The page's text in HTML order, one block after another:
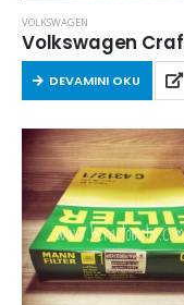
VOLKSWAGEN
DEVAMINI OKU